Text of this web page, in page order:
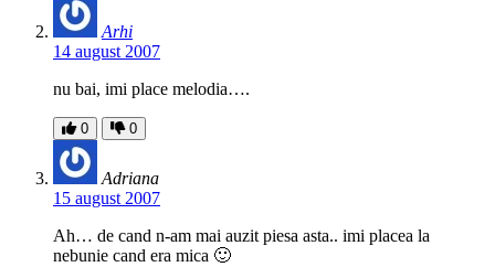
Arhi
14 august 2007
nu bai, imi place melodia….
0 0
Adriana
15 august 2007
Ah… de cand n-am mai auzit piesa asta.. imi placea la
nebunie cand era mica 🙂